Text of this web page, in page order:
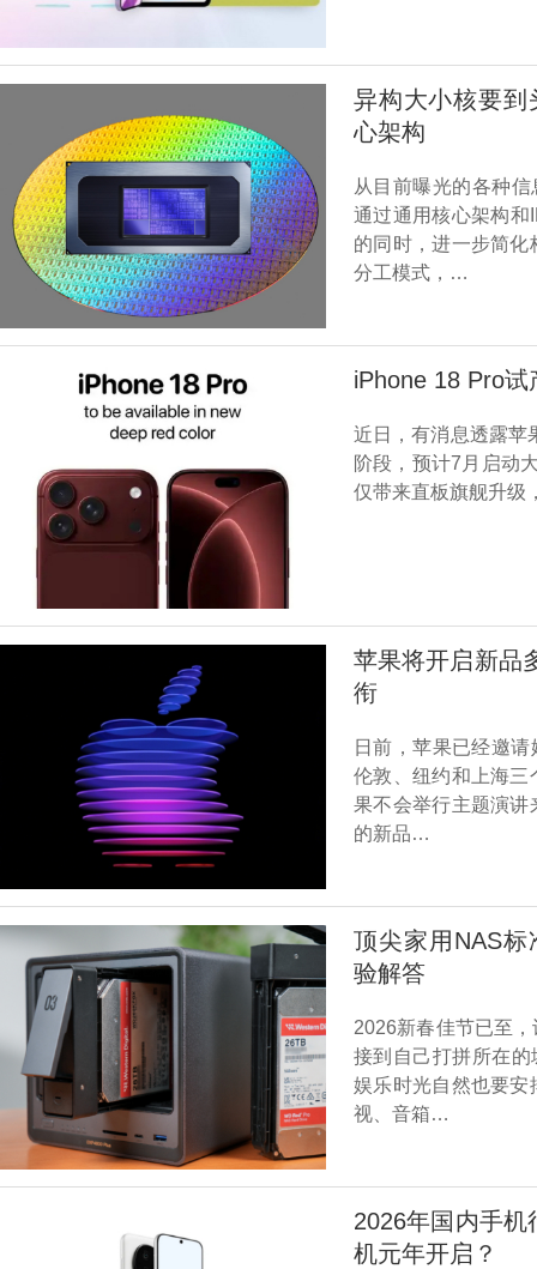
异构大小核要到
心架构
从目前曝光的各种
通过通用核心架构和
的同时，进一步简
分工模式，…
iPhone 18 Pro
近日，有消息透露苹
阶段，预计7月启动
仅带来直板旗舰升
苹果将开启新品
衔
日前，苹果已经邀
伦敦、纽约和上海三
果不会举行主题演讲
的新品…
顶尖家用NAS标
验解答
2026新春佳节已至
接到自己打拼所在的
娱乐时光自然也要安
视、音箱…
2026年国内手
机元年开启？